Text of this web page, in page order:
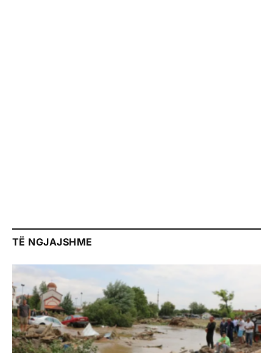
TË NGJAJSHME